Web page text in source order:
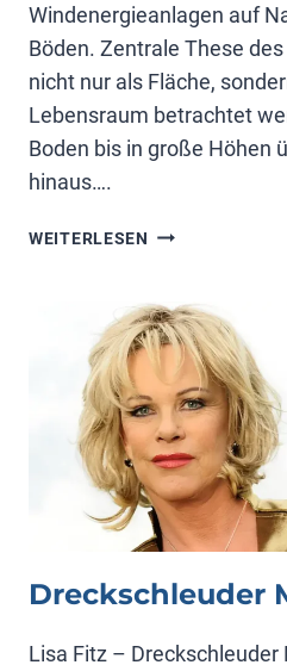
Windenergieanlagen auf
Böden. Zentrale These
nicht nur als Fläche,
Lebensraum betrachtet
Boden bis in große Höhen
hinaus….
WEITERLESEN WINDKRAFT:
VON
PROF.
SCHULTE
Dreckschleuder
Lisa Fitz –